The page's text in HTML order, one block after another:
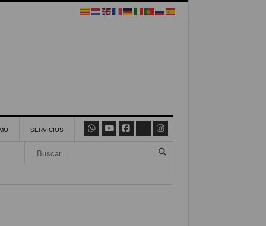
SERVICIOS